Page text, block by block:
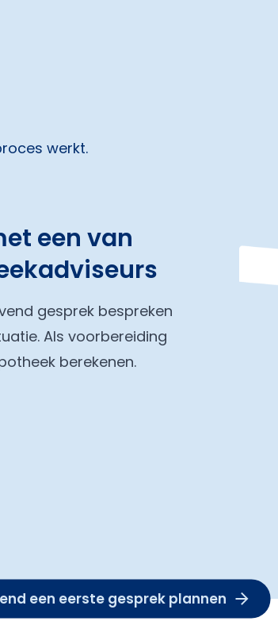
werkt.
een van
gesprek bespreken
Als voorbereiding
berekenen.
een eerste gesprek plannen